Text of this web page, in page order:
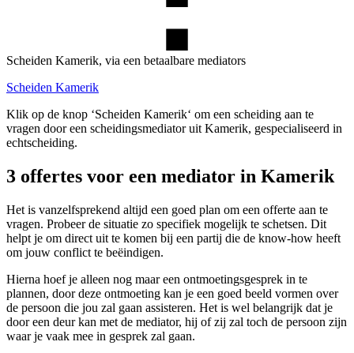
Scheiden Kamerik, via een betaalbare mediators
Scheiden Kamerik
Klik op de knop ‘Scheiden Kamerik‘ om een scheiding aan te
vragen door een scheidingsmediator uit Kamerik, gespecialiseerd in
echtscheiding.
3 offertes voor een mediator in Kamerik
Het is vanzelfsprekend altijd een goed plan om een offerte aan te
vragen. Probeer de situatie zo specifiek mogelijk te schetsen. Dit
helpt je om direct uit te komen bij een partij die de know-how heeft
om jouw conflict te beëindigen.
Hierna hoef je alleen nog maar een ontmoetingsgesprek in te
plannen, door deze ontmoeting kan je een goed beeld vormen over
de persoon die jou zal gaan assisteren. Het is wel belangrijk dat je
door een deur kan met de mediator, hij of zij zal toch de persoon zijn
waar je vaak mee in gesprek zal gaan.